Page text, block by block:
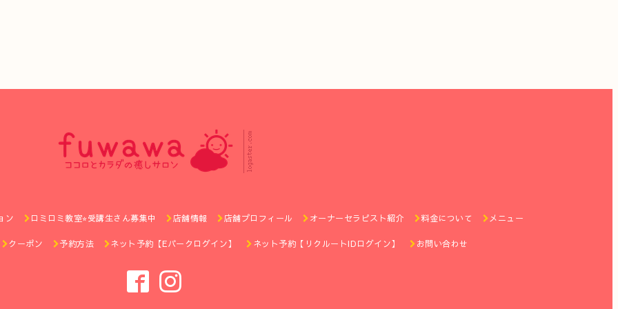
ン ロミロミ教室⭐︎受講生さん募集中 店舗情報 店舗プロフィール オーナーセラピスト紹介 料金について メニュー
クーポン 予約方法 ネット予約【Eパークログイン】 ネット予約【リクルートIDログイン】 お問い合わせ